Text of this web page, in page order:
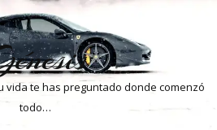
vida te has preguntado donde comenzó
todo…